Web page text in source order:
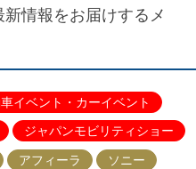
情報をお届けするメ
イベント・カーイベント
ジャパンモビリティショー
アフィーラ
ソニー